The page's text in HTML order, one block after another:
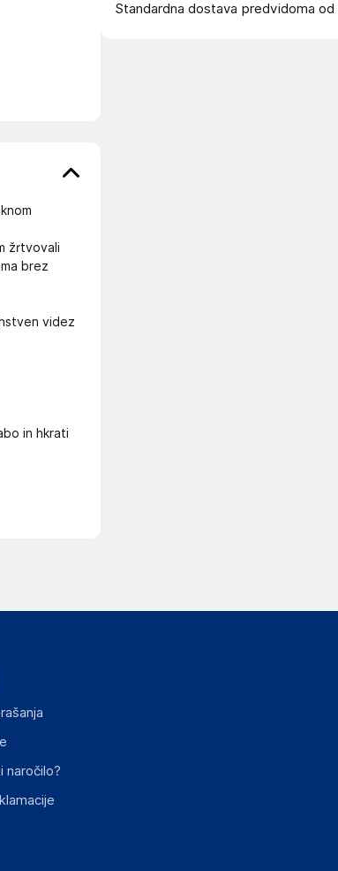
žrtvovali
brez
videz
in hkrati
Standardna dostava predvidoma od
naročilo?